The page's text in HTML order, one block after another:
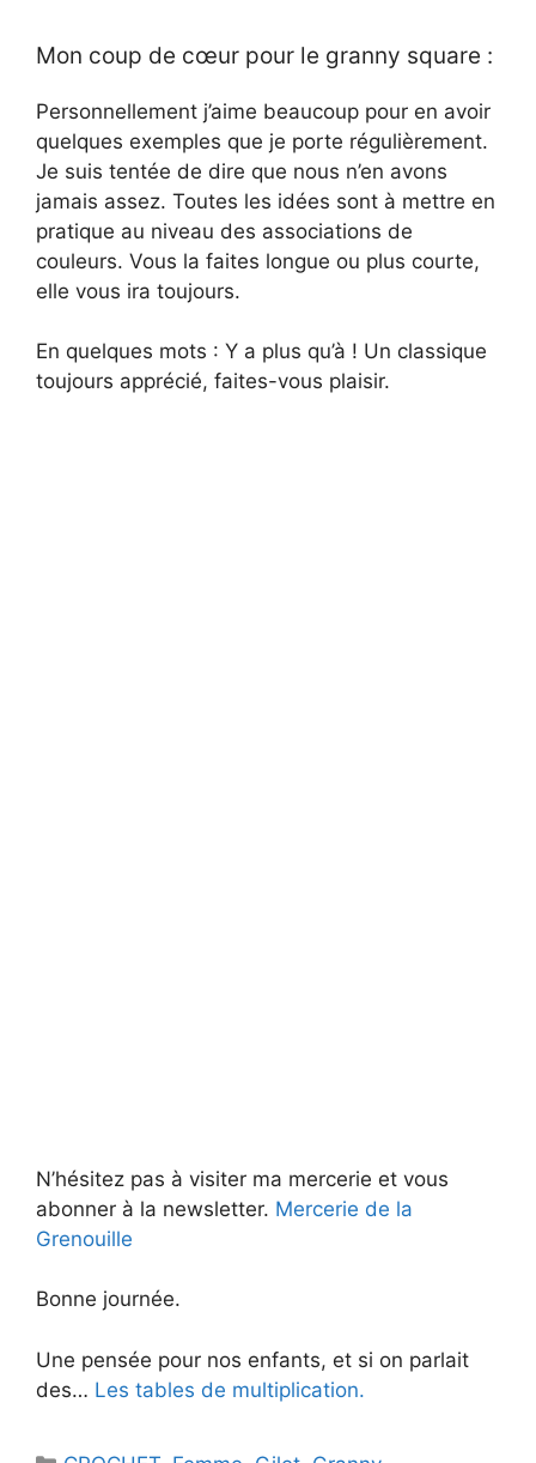
y
V
i
d
e
Mon coup de cœur pour le granny square :
Personnellement j’aime beaucoup pour en avoir
quelques exemples que je porte régulièrement.
Je suis tentée de dire que nous n’en avons
jamais assez. Toutes les idées sont à mettre en
pratique au niveau des associations de
couleurs. Vous la faites longue ou plus courte,
elle vous ira toujours.
En quelques mots : Y a plus qu’à ! Un classique
toujours apprécié, faites-vous plaisir.
N’hésitez pas à visiter ma mercerie et vous
abonner à la newsletter. Mercerie de la
Grenouille
Bonne journée.
Une pensée pour nos enfants, et si on parlait
des… Les tables de multiplication.